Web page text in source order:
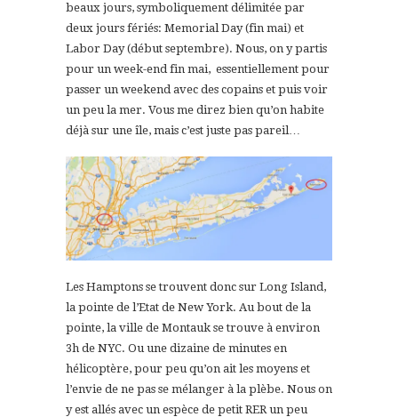
beaux jours, symboliquement délimitée par
deux jours fériés: Memorial Day (fin mai) et
Labor Day (début septembre). Nous, on y partis
pour un week-end fin mai, essentiellement pour
passer un weekend avec des copains et puis voir
un peu la mer. Vous me direz bien qu’on habite
déjà sur une île, mais c’est juste pas pareil…
Les Hamptons se trouvent donc sur Long Island,
la pointe de l’Etat de New York. Au bout de la
pointe, la ville de Montauk se trouve à environ
3h de NYC. Ou une dizaine de minutes en
hélicoptère, pour peu qu’on ait les moyens et
l’envie de ne pas se mélanger à la plèbe. Nous on
y est allés avec un espèce de petit RER un peu